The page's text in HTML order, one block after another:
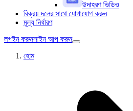
উদাহরণ ভিডিও
বিক্রয় দলের সাথে যোগাযোগ করুন
মূল্য নির্ধারণ
লগইন করুনসাইন আপ করুন
হোম